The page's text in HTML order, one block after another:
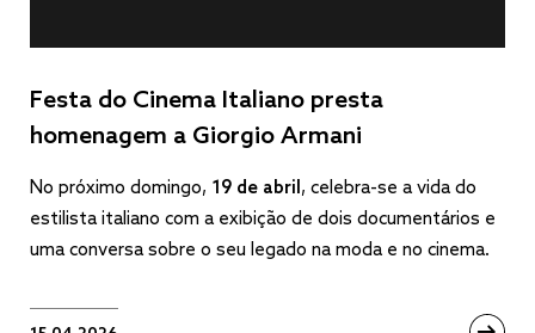
Festa do Cinema Italiano presta
homenagem a Giorgio Armani
No próximo domingo, 19 de abril, celebra-se a vida do
estilista italiano com a exibição de dois documentários e
uma conversa sobre o seu legado na moda e no cinema.